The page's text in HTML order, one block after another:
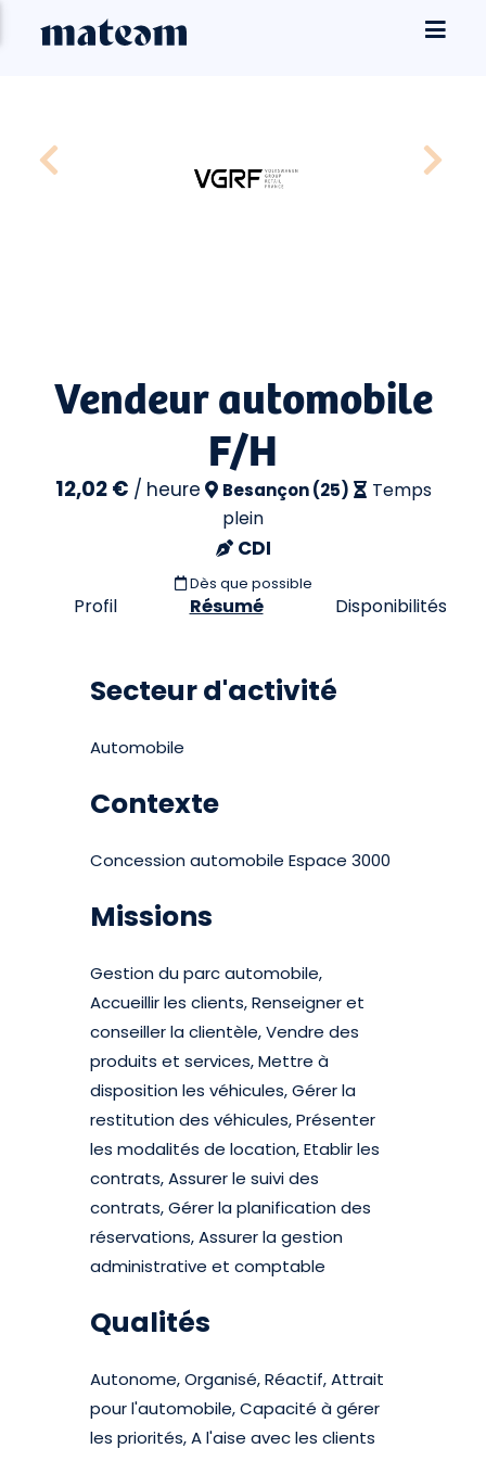
Vendeur automobile
F/H
12,02 € / heure Besançon (25)
Temps
plein
CDI
Dès que possible
Profil Résumé Disponibilités
Secteur d'activité
Automobile
Contexte
Concession automobile Espace 3000
Missions
Gestion du parc automobile,
Accueillir les clients, Renseigner et
conseiller la clientèle, Vendre des
produits et services, Mettre à
disposition les véhicules, Gérer la
restitution des véhicules, Présenter
les modalités de location, Etablir les
contrats, Assurer le suivi des
contrats, Gérer la planification des
réservations, Assurer la gestion
administrative et comptable
Qualités
Autonome, Organisé, Réactif, Attrait
pour l'automobile, Capacité à gérer
les priorités, A l'aise avec les clients